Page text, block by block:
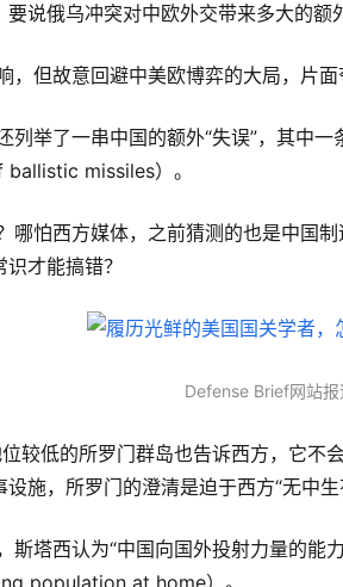
说俄乌冲突对中欧外交带来多大的额
，但故意回避中美欧博弈的大局，片面
missiles）。
才能搞错？
Defense Brief网站报
施，所罗门的澄清是迫于西方“无中生